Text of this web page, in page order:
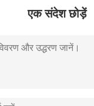
एक संदेश छोड़ें